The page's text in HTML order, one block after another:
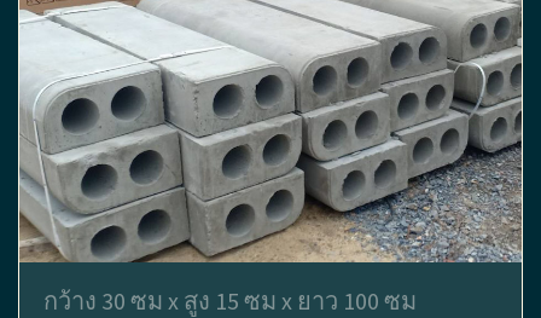
กว้าง 30 ซม x สูง 15 ซม x ยาว 100 ซม